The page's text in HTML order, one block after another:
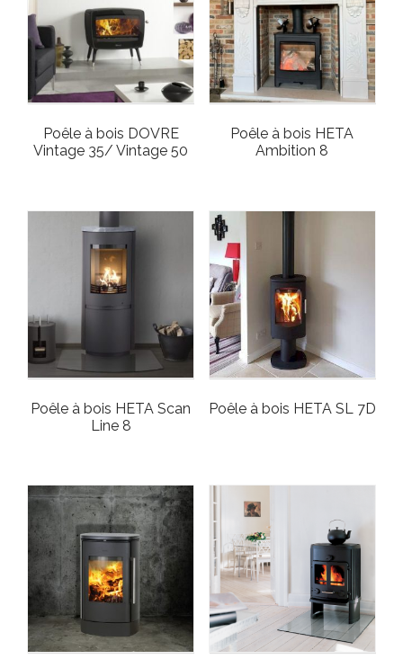
Poêle à bois DOVRE
Vintage 35/ Vintage 50
Poêle à bois HETA
Ambition 8
Poêle à bois HETA Scan
Line 8
Poêle à bois HETA SL 7D